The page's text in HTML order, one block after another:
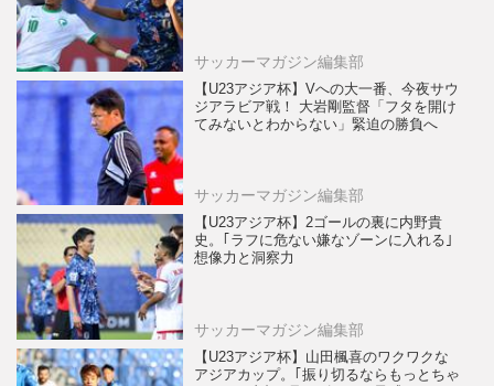
サッカーマガジン編集部
【U23アジア杯】Vへの大一番、今夜サウ
ジアラビア戦！ 大岩剛監督「フタを開け
てみないとわからない」緊迫の勝負へ
サッカーマガジン編集部
【U23アジア杯】2ゴールの裏に内野貴
史。｢ラフに危ない嫌なゾーンに入れる｣
想像力と洞察力
サッカーマガジン編集部
【U23アジア杯】山田楓喜のワクワクな
アジアカップ。｢振り切るならもっとちゃ